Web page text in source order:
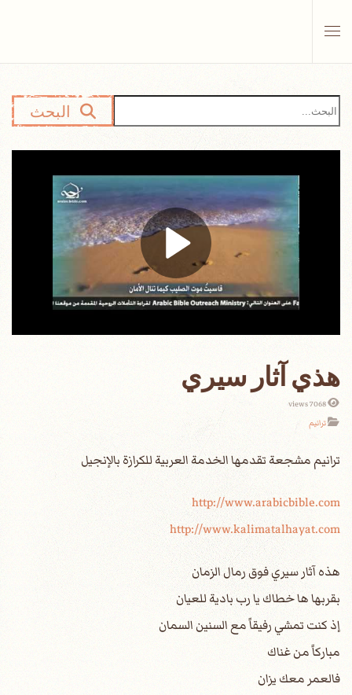
البحث
هذي آثار سيري
7068 views
ترانيم
http://www.arabicbible.com
http://www.kalimatalhayat.com
هذه آثار سيري فوق رمال الزمان
بقربها ها خطاك يا رب بادية للعيان
إذ كنت تمشي رفيقاً مع السنين السمان
مباركاً من غناك
فالعمر معك يزان